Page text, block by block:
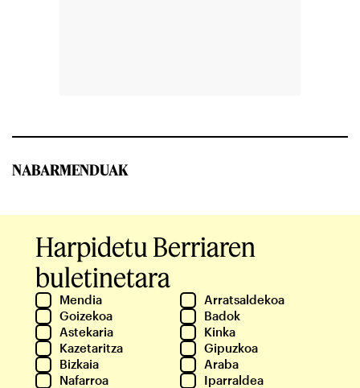
NABARMENDUAK
Harpidetu Berriaren
buletinetara
Mendia
Arratsaldekoa
Goizekoa
Badok
Astekaria
Kinka
Kazetaritza
Gipuzkoa
Bizkaia
Araba
Nafarroa
Iparraldea